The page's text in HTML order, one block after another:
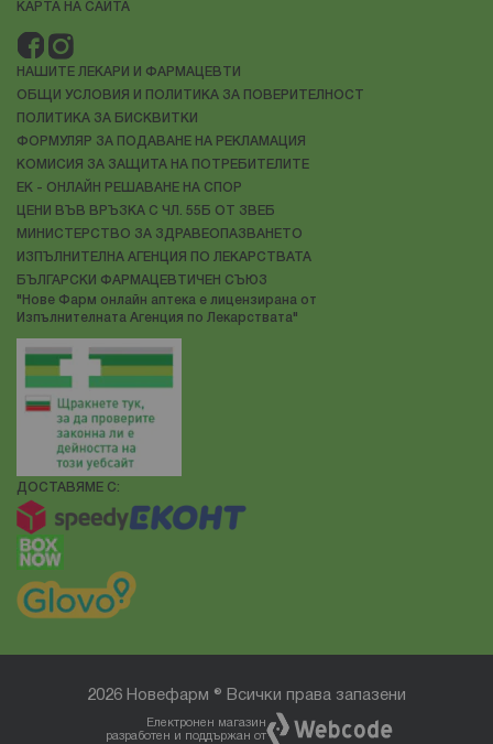
КАРТА НА САЙТА
НАШИТЕ ЛЕКАРИ И ФАРМАЦЕВТИ
ОБЩИ УСЛОВИЯ И ПОЛИТИКА ЗА ПОВЕРИТЕЛНОСТ
ПОЛИТИКА ЗА БИСКВИТКИ
ФОРМУЛЯР ЗА ПОДАВАНЕ НА РЕКЛАМАЦИЯ
КОМИСИЯ ЗА ЗАЩИТА НА ПОТРЕБИТЕЛИТЕ
ЕК - ОНЛАЙН РЕШАВАНЕ НА СПОР
ЦЕНИ ВЪВ ВРЪЗКА С ЧЛ. 55Б ОТ ЗВЕБ
МИНИСТЕРСТВО ЗА ЗДРАВЕОПАЗВАНЕТО
ИЗПЪЛНИТЕЛНА АГЕНЦИЯ ПО ЛЕКАРСТВАТА
БЪЛГАРСКИ ФАРМАЦЕВТИЧЕН СЪЮЗ
"Нове Фарм онлайн аптека е лицензирана от
Изпълнителната Агенция по Лекарствата"
ДОСТАВЯМЕ С:
2026 Новефарм ® Всички права запазени
Електронен магазин
разработен и поддържан от